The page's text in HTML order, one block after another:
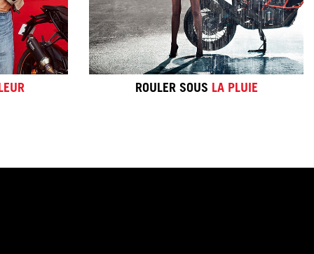
ROULER SOUS LA PLUIE